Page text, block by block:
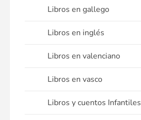
Libros en gallego
Libros en inglés
Libros en valenciano
Libros en vasco
Libros y cuentos Infantiles